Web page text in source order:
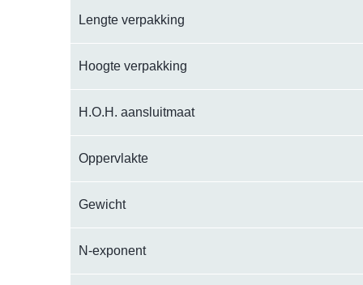
Lengte verpakking
Hoogte verpakking
H.O.H. aansluitmaat
Oppervlakte
Gewicht
N-exponent